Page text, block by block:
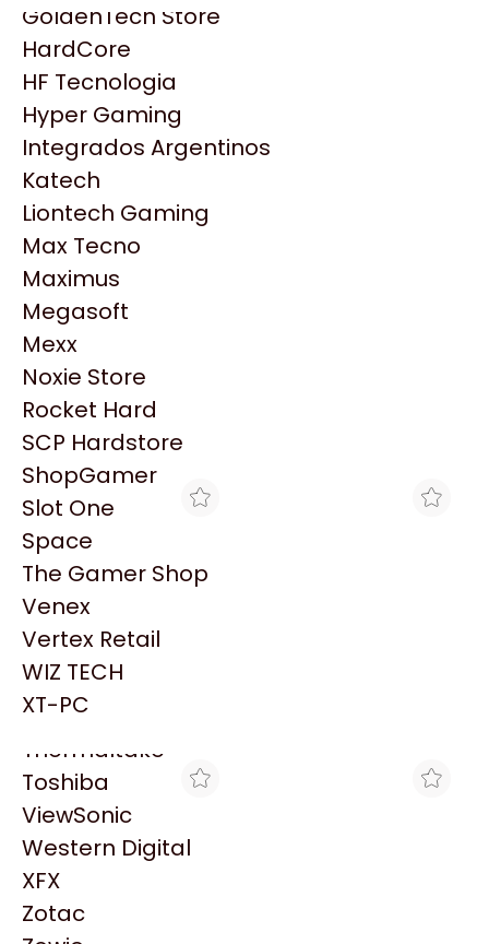
HP
HyperX
INNO3D
Intel
Kingston
Lenovo
Logitech
MSI
NVIDIA GeForce
NZXT
PNY
Palit
Philips
PowerColor
Razer
Redragon
Samsung
Sandisk
Sapphire
Seagate
Sentey
Solarmax
Thermaltake
Toshiba
ViewSonic
Western Digital
XFX
Zotac
GoldenTech Store
HardCore
HF Tecnologia
Hyper Gaming
Integrados Argentinos
Katech
Liontech Gaming
Max Tecno
Maximus
Megasoft
Mexx
Noxie Store
Rocket Hard
SCP Hardstore
ShopGamer
Slot One
Space
The Gamer Shop
Venex
Vertex Retail
WIZ TECH
XT-PC
Productos
Similares
Explorá más productos similares
RM INSUMOS
IMPRESORA EPSON
ECOTANK
$1.387.999